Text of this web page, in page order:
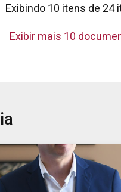
Exibindo 10 itens de 24
Exibir mais 10